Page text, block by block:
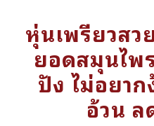
หุ่นเพรียวสว
ยอดสมุนไพ
ปัง ไม่อยา
อ้วน